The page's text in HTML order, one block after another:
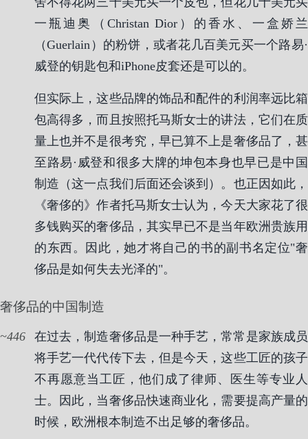
一瓶迪奥（Christan Dior）的香水、一盒娇兰
（Guerlain）的粉饼，或者花几百美元买一个路易·
威登的钥匙包和iPhone皮套还是可以的。
但实际上，这些品牌的饰品和配件的利润率远比箱
包高得多，而且按照托马斯女士的讲法，它们在质
量上也并不是很考究，早已算不上是奢侈品了，甚
至路易·威登和很多大牌的坤包本身也早已是中国
制造（这一点我们后面还会谈到）。也正因如此，
《奢侈的》作者托马斯女士认为，今天大家花了很
多钱购买的奢侈品，其实早已不是当年欧洲贵族用
的东西。因此，她才将自己的书的副书名定位"奢
侈品是如何失去光泽的"。
奢侈品的中国制造
446
在过去，制造奢侈品是一种手艺，常常是家族成员
将手艺一代代传下去，但是今天，这些工匠的孩子
不再愿意当工匠，他们成了律师、医生等专业人
士。因此，当奢侈品快速商业化，需要提高产量的
时候，欧洲根本制造不出足够的奢侈品。